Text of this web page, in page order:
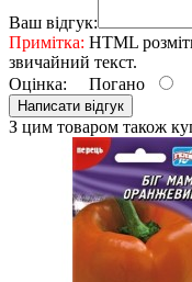
Ваш відгук:
Примітка: HTML
звичайний текст.
Оцінка: Погано
Написати відгук
З цим товаром також